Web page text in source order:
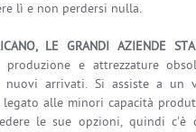
lì e non perdersi nulla.
LE GRANDI AZIENDE
e attrezzature
arrivati. Si assiste a un
legato alle minori capacità
le sue opzioni, quindi c'è